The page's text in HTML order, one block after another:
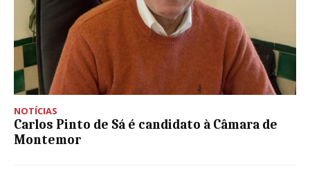
NOTÍCIAS
Carlos Pinto de Sá é candidato à Câmara de
Montemor